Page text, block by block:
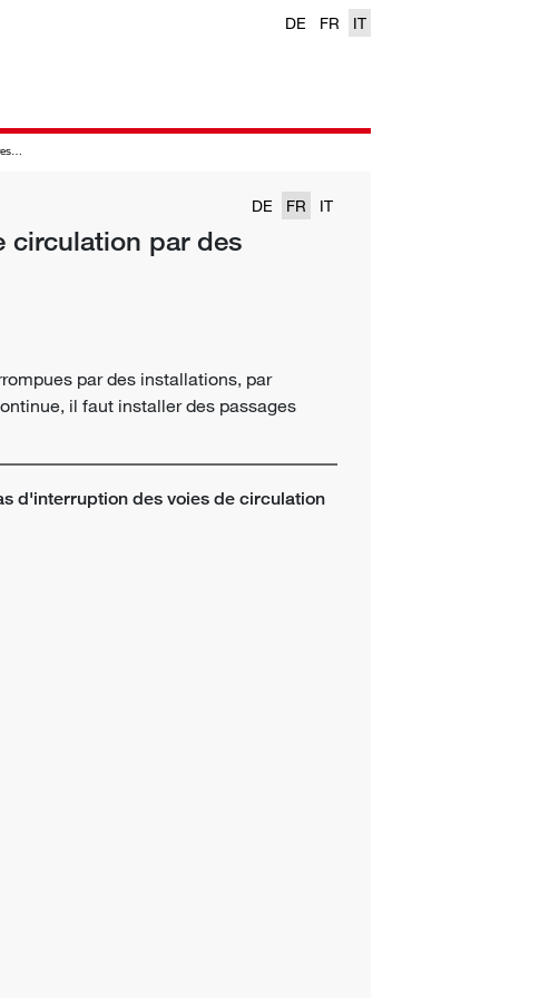
DE FR IT
DE FR IT
circulation par des
par des installations, par
il faut installer des passages
d'interruption des voies de circulation